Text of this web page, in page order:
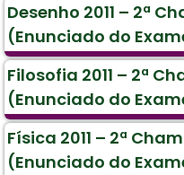
Desenho 2011 – 2ª
(Enunciado do
Filosofia 2011 – 2ª
(Enunciado do
Física 2011 – 2ª
(Enunciado do